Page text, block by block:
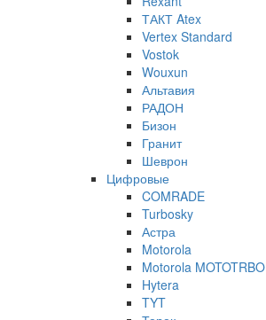
ТАКТ Atex
Vertex Standard
Vostok
Wouxun
Альтавия
РАДОН
Бизон
Гранит
Шеврон
Цифровые
COMRADE
Turbosky
Астра
Motorola
Motorola MOTOTRBO
Hytera
TYT